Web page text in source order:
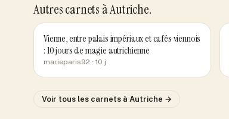
Autres carnets à Autriche.
Vienne, entre palais impériaux et cafés viennois
: 10 jours de magie autrichienne
marieparis92 · 10 j
Voir tous les carnets à Autriche →